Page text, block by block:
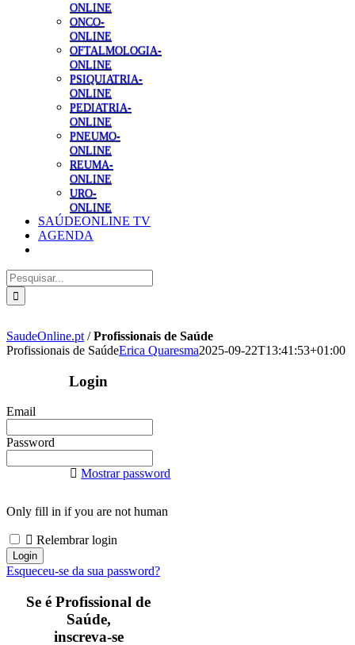
ONLINE
ONCO-
ONLINE
OFTALMOLOGIA-
ONLINE
PSIQUIATRIA-
ONLINE
PEDIATRIA-
ONLINE
PNEUMO-
ONLINE
REUMA-
ONLINE
URO-
ONLINE
SAÚDEONLINE TV
AGENDA
Pesquisar
SaudeOnline.pt /Profissionais de Saúde
Profissionais de SaúdeErica Quaresma2025-09-22T13:41:53+01:00
Login
Email
Password
Mostrar password
Only fill in if you are not human
Relembrar login
Esqueceu-se da sua password?
Se é Profissional de
Saúde,
inscreva-se